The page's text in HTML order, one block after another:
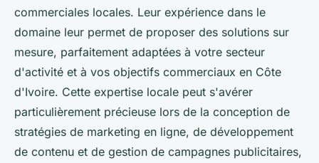
commerciales locales. Leur expérience dans le
domaine leur permet de proposer des solutions sur
mesure, parfaitement adaptées à votre secteur
d'activité et à vos objectifs commerciaux en Côte
d'Ivoire. Cette expertise locale peut s'avérer
particulièrement précieuse lors de la conception de
stratégies de marketing en ligne, de développement
de contenu et de gestion de campagnes publicitaires,